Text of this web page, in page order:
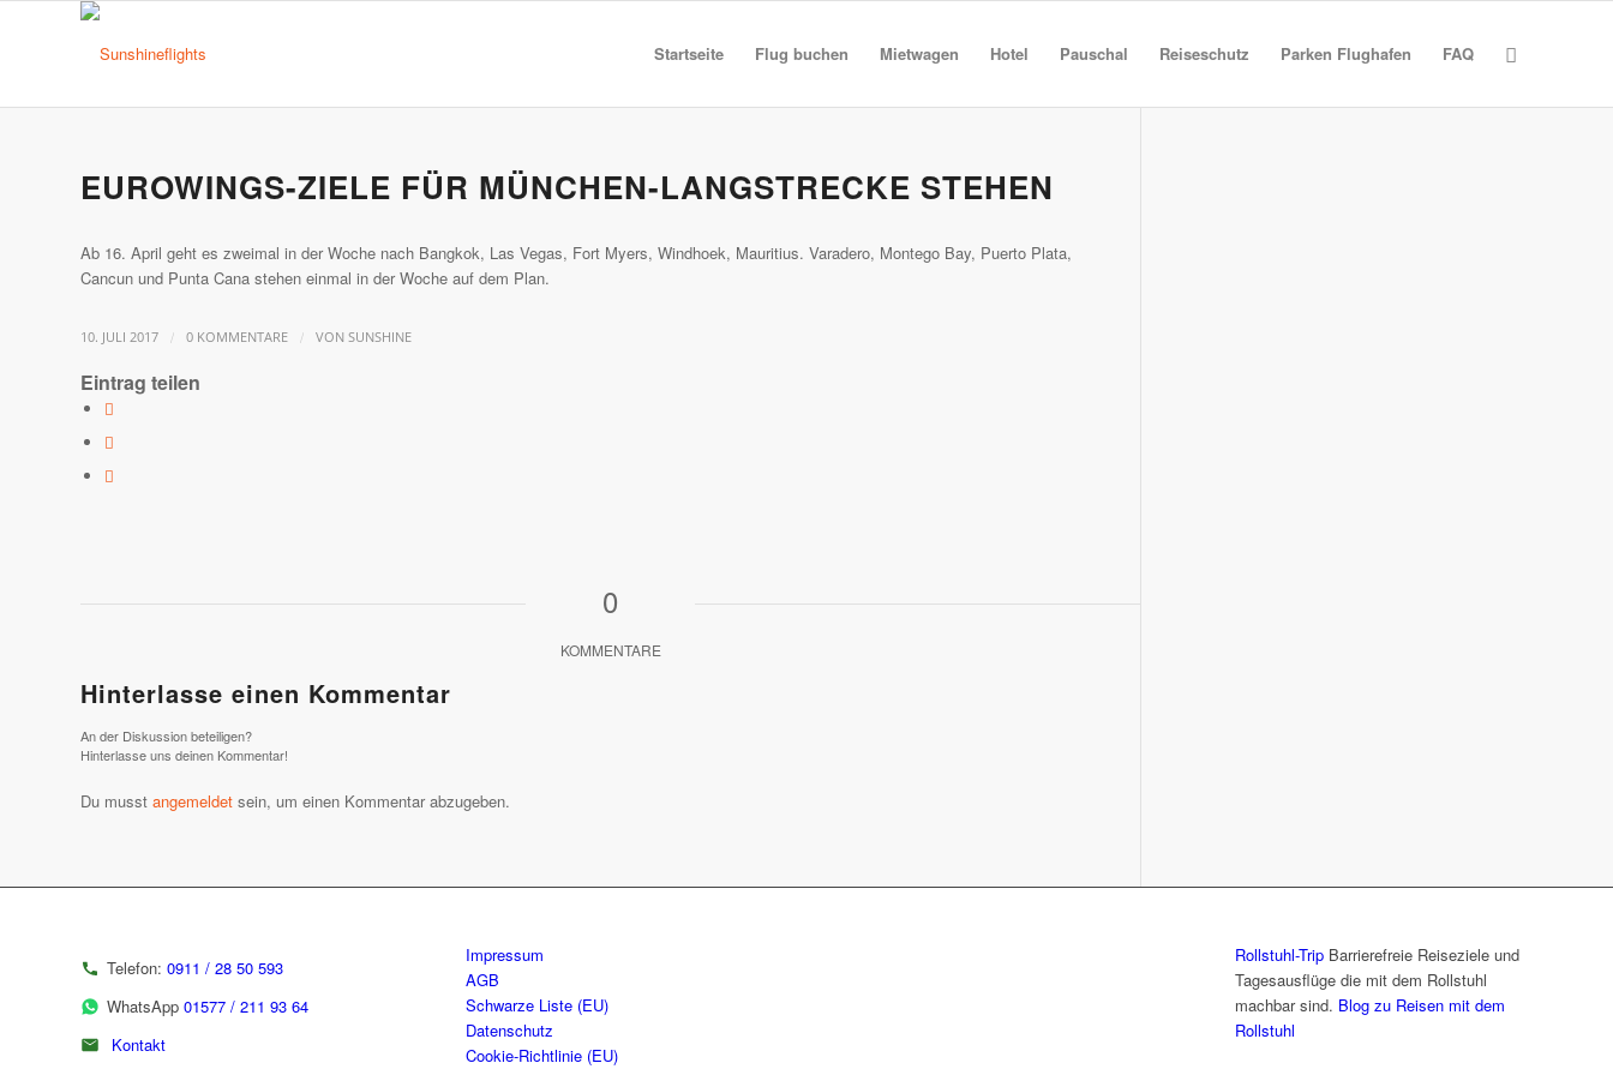
Startseite Flug buchen Mietwagen Hotel Pauschal Reiseschutz Parken Flughafen FAQ
EUROWINGS-ZIELE FÜR MÜNCHEN-LANGSTRECKE STEHEN
Ab 16. April geht es zweimal in der Woche nach Bangkok, Las Vegas, Fort Myers, Windhoek, Mauritius. Varadero, Montego Bay, Puerto Plata,
Cancun und Punta Cana stehen einmal in der Woche auf dem Plan.
10. JULI 2017 / 0 KOMMENTARE / VON SUNSHINE
Eintrag teilen
0
KOMMENTARE
Hinterlasse einen Kommentar
An der Diskussion beteiligen?
Hinterlasse uns deinen Kommentar!
Du musst angemeldet sein, um einen Kommentar abzugeben.
Telefon: 0911 / 28 50 593
WhatsApp 01577 / 211 93 64
Kontakt
Impressum
AGB
Schwarze Liste (EU)
Datenschutz
Cookie-Richtlinie (EU)
Rollstuhl-TripBarrierefreie Reiseziele und
Tagesausflüge die mit dem Rollstuhl
machbar sind. Blog zu Reisen mit dem
Rollstuhl